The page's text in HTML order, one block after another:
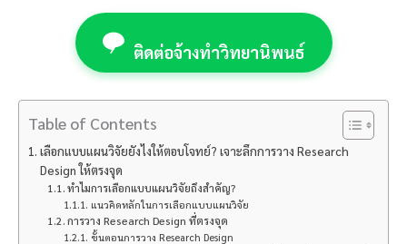
ติดต่อจ้างทำวิทยานิพนธ์
Table of Contents
เลือกแบบแผนวิจัยยังไงให้ตอบโจทย์? เจาะลึกการวาง Research
Design ให้ตรงจุด
ทำไมการเลือกแบบแผนวิจัยถึงสำคัญ?
แนวคิดหลักในการเลือกแบบแผนวิจัย
การวาง Research Design ที่ตรงจุด
ขั้นตอนการวาง Research Design